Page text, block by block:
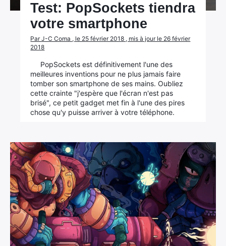
Test: PopSockets tiendra
votre smartphone
Par J-C Coma , le 25 février 2018 , mis à jour le 26 février
2018
PopSockets est définitivement l'une des
meilleures inventions pour ne plus jamais faire
tomber son smartphone de ses mains. Oubliez
cette crainte "j'espère que l'écran n'est pas
brisé", ce petit gadget met fin à l'une des pires
chose qu'y puisse arriver à votre téléphone.